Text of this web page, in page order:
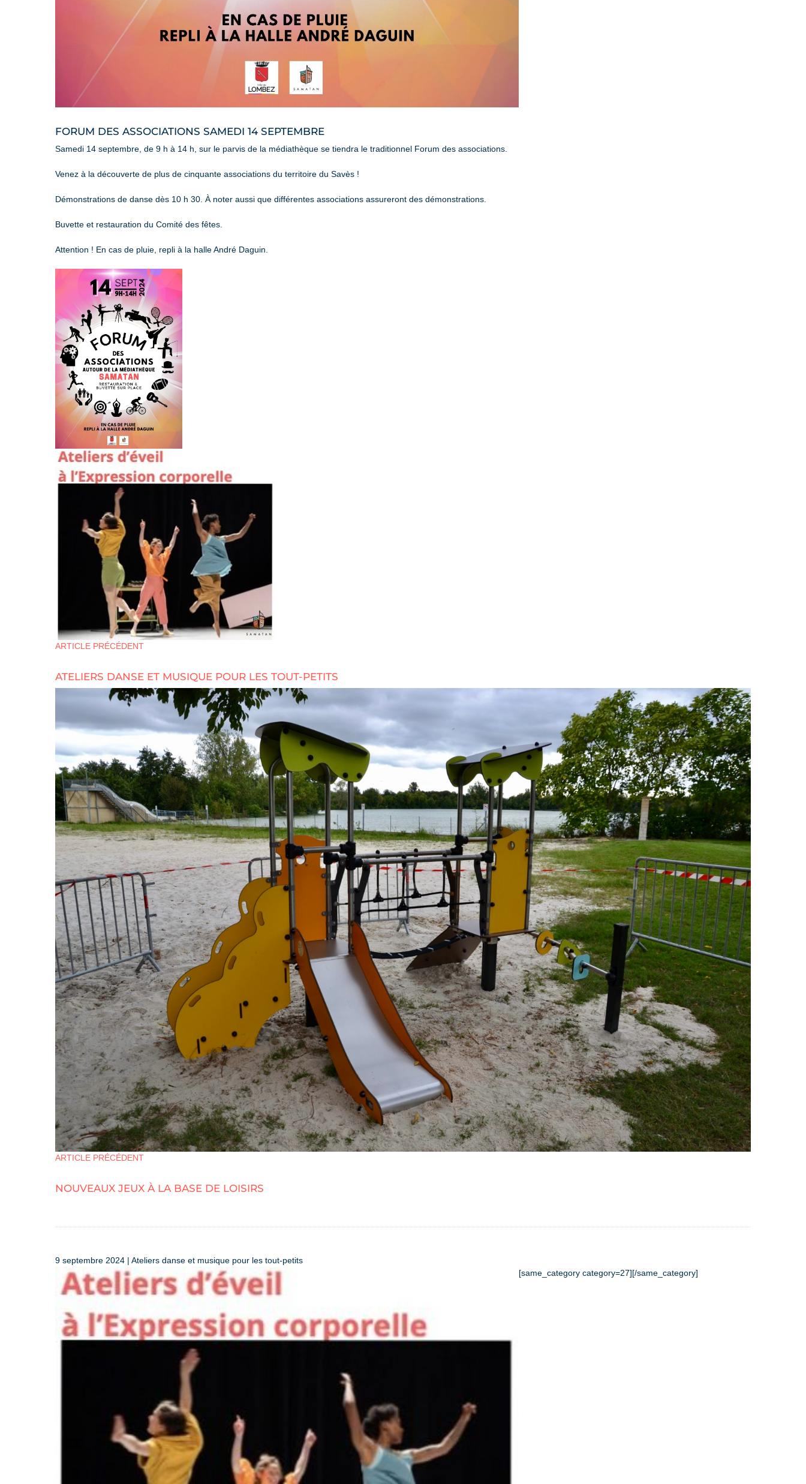
FORUM DES ASSOCIATIONS SAMEDI 14 SEPTEMBRE
Samedi 14 septembre, de 9 h à 14 h, sur le parvis de la médiathèque se tiendra le traditionnel Forum des associations.
Venez à la découverte de plus de cinquante associations du territoire du Savès !
Démonstrations de danse dès 10 h 30. À noter aussi que différentes associations assureront des démonstrations.
Buvette et restauration du Comité des fêtes.
Attention ! En cas de pluie, repli à la halle André Daguin.
ARTICLE PRÉCÉDENT
ATELIERS DANSE ET MUSIQUE POUR LES TOUT-PETITS
ARTICLE PRÉCÉDENT
NOUVEAUX JEUX À LA BASE DE LOISIRS
9 septembre 2024 | Ateliers danse et musique pour les tout-petits
[same_category category=27][/same_category]